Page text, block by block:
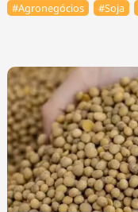
#Agronegócios #Soja